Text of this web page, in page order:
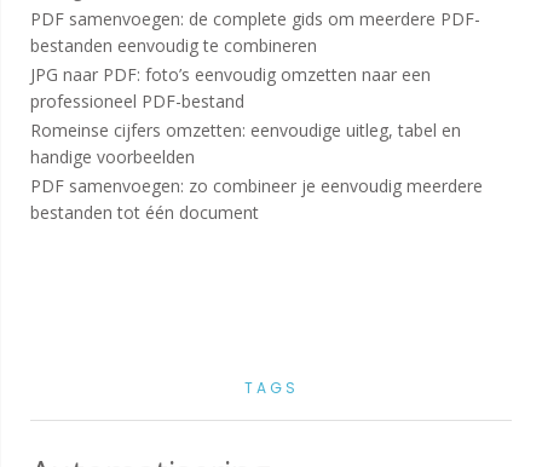
PDF samenvoegen: de complete gids om meerdere PDF-
bestanden eenvoudig te combineren
JPG naar PDF: foto’s eenvoudig omzetten naar een
professioneel PDF-bestand
Romeinse cijfers omzetten: eenvoudige uitleg, tabel en
handige voorbeelden
PDF samenvoegen: zo combineer je eenvoudig meerdere
bestanden tot één document
TAGS